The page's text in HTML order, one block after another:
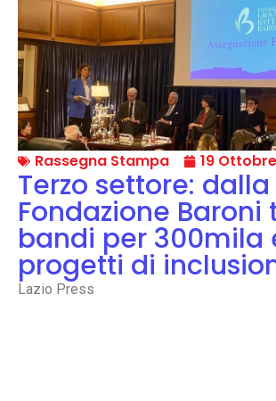
Rassegna Stampa 19
Terzo settore: dalla
Fondazione Baroni
bandi per 300mila
progetti di
Lazio Press